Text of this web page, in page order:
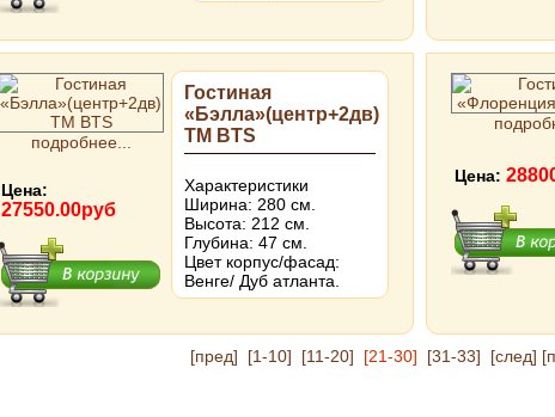
подробнее...
Гостиная
«Бэлла»(центр+2дв)
ТМ BTS
Характеристики
Ширина: 280 см.
Высота: 212 см.
Глубина: 47 см.
Цвет корпус/фасад:
Венге/ Дуб атланта.
Цена:
27550.00руб
Цена:
[пред] [1-10] [11-20] [21-30] [31-33] [след]